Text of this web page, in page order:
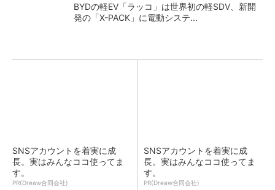
BYDの軽EV「ラッコ」は世界初の軽SDV、新開
発の「X-PACK」に電動システ...
SNSアカウントを着実に成
長。実はみんなココ使ってま
す。
PR(Dreaw合同会社)
SNSアカウントを着実に成
長。実はみんなココ使ってま
す。
PR(Dreaw合同会社)